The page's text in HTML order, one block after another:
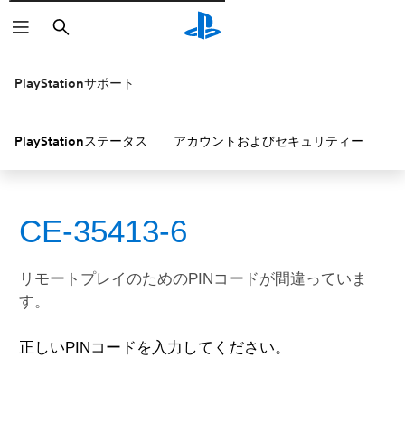
検
索
PlayStationサポート
PlayStationステータス アカウントおよびセキュリティー
CE-35413-6
リモートプレイのためのPINコードが間違っていま
す。
正しいPINコードを入力してください。